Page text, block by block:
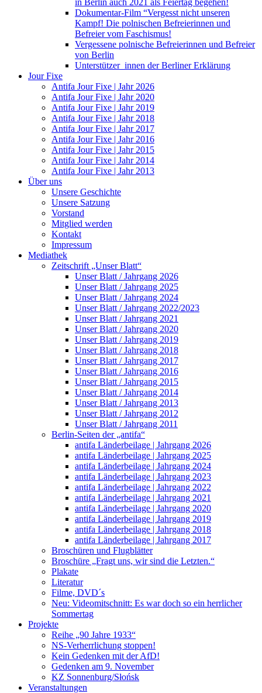
Dokumentar-Film “Vergesst nicht unseren
Kampf! Die polnischen Befreierinnen und
Befreier vom Faschismus!
Vergessene polnische Befreierinnen und Befreier
von Berlin
Unterstützer_innen der Berliner Erklärung
Jour Fixe
Antifa Jour Fixe | Jahr 2026
Antifa Jour Fixe | Jahr 2020
Antifa Jour Fixe | Jahr 2019
Antifa Jour Fixe | Jahr 2018
Antifa Jour Fixe | Jahr 2017
Antifa Jour Fixe | Jahr 2016
Antifa Jour Fixe | Jahr 2015
Antifa Jour Fixe | Jahr 2014
Antifa Jour Fixe | Jahr 2013
Über uns
Unsere Geschichte
Unsere Satzung
Vorstand
Mitglied werden
Kontakt
Impressum
Mediathek
Zeitschrift „Unser Blatt“
Unser Blatt / Jahrgang 2026
Unser Blatt / Jahrgang 2025
Unser Blatt / Jahrgang 2024
Unser Blatt / Jahrgang 2022/2023
Unser Blatt / Jahrgang 2021
Unser Blatt / Jahrgang 2020
Unser Blatt / Jahrgang 2019
Unser Blatt / Jahrgang 2018
Unser Blatt / Jahrgang 2017
Unser Blatt / Jahrgang 2016
Unser Blatt / Jahrgang 2015
Unser Blatt / Jahrgang 2014
Unser Blatt / Jahrgang 2013
Unser Blatt / Jahrgang 2012
Unser Blatt / Jahrgang 2011
Berlin-Seiten der „antifa“
antifa Länderbeilage | Jahrgang 2026
antifa Länderbeilage | Jahrgang 2025
antifa Länderbeilage | Jahrgang 2024
antifa Länderbeilage | Jahrgang 2023
antifa Länderbeilage | Jahrgang 2022
antifa Länderbeilage | Jahrgang 2021
antifa Länderbeilage | Jahrgang 2020
antifa Länderbeilage | Jahrgang 2019
antifa Länderbeilage | Jahrgang 2018
antifa Länderbeilage | Jahrgang 2017
Broschüren und Flugblätter
Broschüre „Fragt uns, wir sind die Letzten.“
Plakate
Literatur
Filme, DVD´s
Neu: Videomitschnitt: Es war doch so ein herrlicher
Sommertag
Projekte
Reihe „90 Jahre 1933“
NS-Verherrlichung stoppen!
Kein Gedenken mit der AfD!
Gedenken am 9. November
KZ Sonnenburg/Słońsk
Veranstaltungen